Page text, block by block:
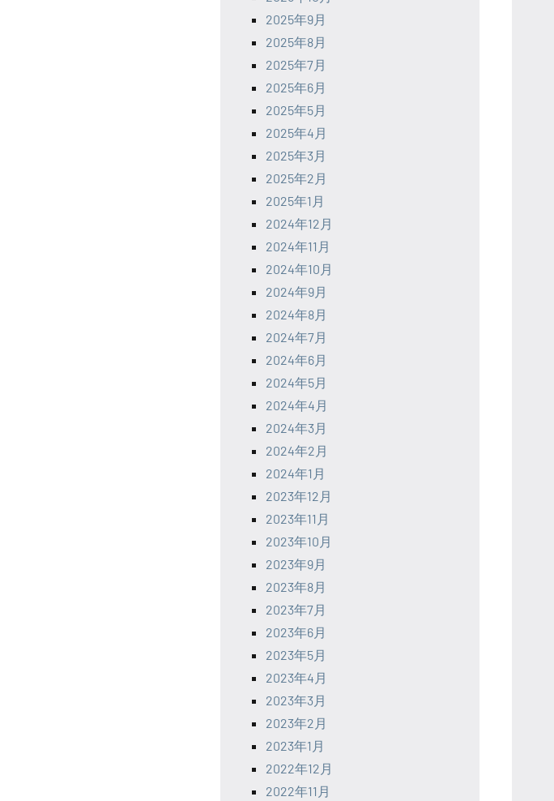
2025年9月
2025年8月
2025年7月
2025年6月
2025年5月
2025年4月
2025年3月
2025年2月
2025年1月
2024年12月
2024年11月
2024年10月
2024年9月
2024年8月
2024年7月
2024年6月
2024年5月
2024年4月
2024年3月
2024年2月
2024年1月
2023年12月
2023年11月
2023年10月
2023年9月
2023年8月
2023年7月
2023年6月
2023年5月
2023年4月
2023年3月
2023年2月
2023年1月
2022年12月
2022年11月